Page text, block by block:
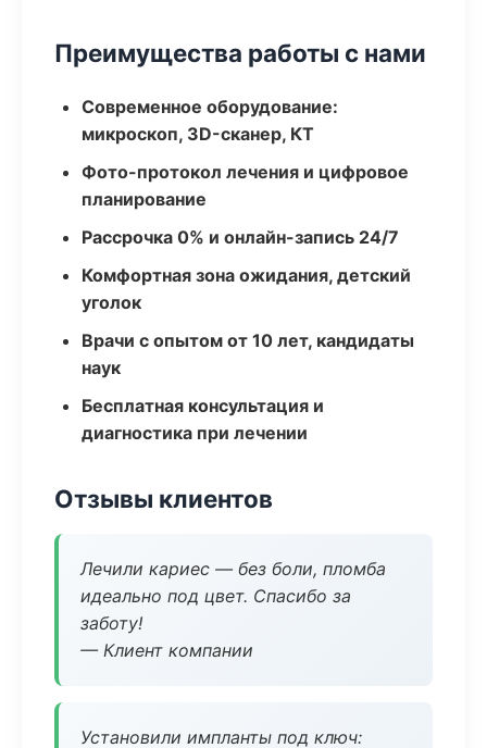
Преимущества работы с нами
Современное оборудование:
микроскоп, 3D-сканер, КТ
Фото-протокол лечения и цифровое
планирование
Рассрочка 0% и онлайн-запись 24/7
Комфортная зона ожидания, детский
уголок
Врачи с опытом от 10 лет, кандидаты
наук
Бесплатная консультация и
диагностика при лечении
Отзывы клиентов
Лечили кариес — без боли, пломба
идеально под цвет. Спасибо за
заботу!
— Клиент компании
Установили импланты под ключ: